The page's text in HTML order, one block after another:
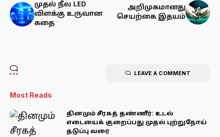
முதல் நீல LED
விளக்கு உருவான
கதை
அறிமுகமானது
செயற்கை இதயம்
LEAVE A COMMENT
Most Reads
தினமும் சீரகத் தண்ணீர்: உடல்
எடையைக் குறைப்பது முதல் புற்றுநோய்
தடுப்பு வரை